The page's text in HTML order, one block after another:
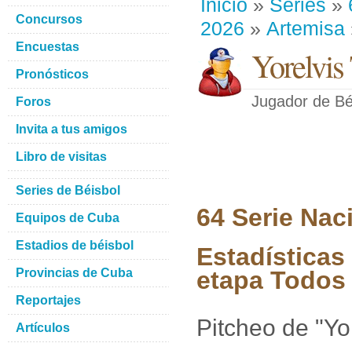
Inicio » Series »
2026 » Artemisa
Yorelvis
Jugador de
64 Serie
Estadísticas
etapa
Pitcheo de
Concursos
Encuestas
Pronósticos
Foros
Invita a tus amigos
Libro de visitas
Series de Béisbol
Equipos de Cuba
Estadios de béisbol
Provincias de Cuba
Reportajes
Artículos